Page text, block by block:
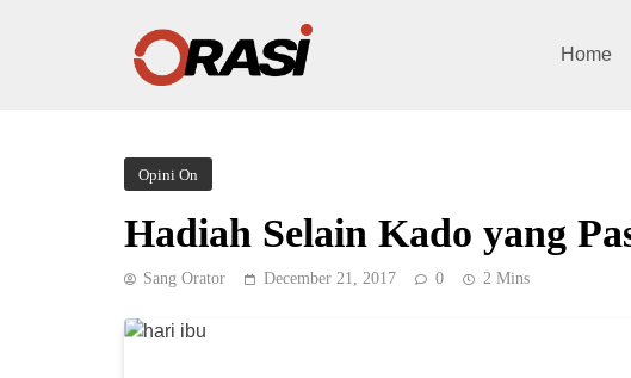
Home
Opini On
Hadiah Selain Kado yang
Sang Orator December 21, 2017 0 2 Mins